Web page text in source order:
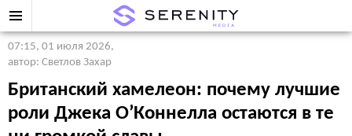
07:15, 01 июля 2026,
автор: Светлов Захар
Британский хамелеон: почему лучшие
роли Джека О’Коннелла остаются в те